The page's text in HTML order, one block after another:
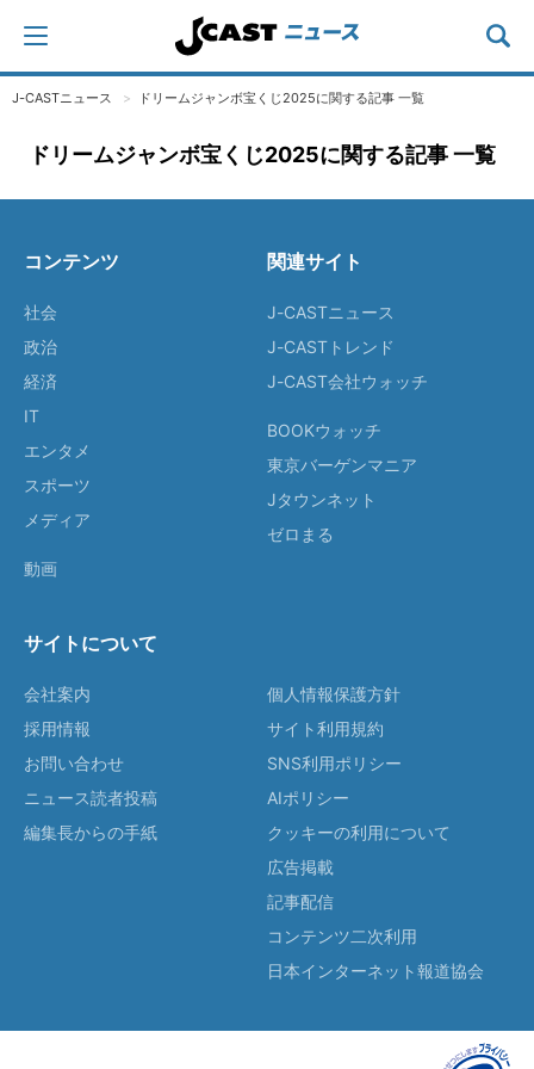
J-CASTニュース ドリームジャンボ宝くじ2025に関する記事 一覧
ドリームジャンボ宝くじ2025に関する記事 一覧
コンテンツ
社会
政治
経済
IT
エンタメ
スポーツ
メディア
動画
関連サイト
J-CASTニュース
J-CASTトレンド
J-CAST会社ウォッチ
BOOKウォッチ
東京バーゲンマニア
Jタウンネット
ゼロまる
サイトについて
会社案内
採用情報
お問い合わせ
ニュース読者投稿
編集長からの手紙
個人情報保護方針
サイト利用規約
SNS利用ポリシー
AIポリシー
クッキーの利用について
広告掲載
記事配信
コンテンツ二次利用
日本インターネット報道協会